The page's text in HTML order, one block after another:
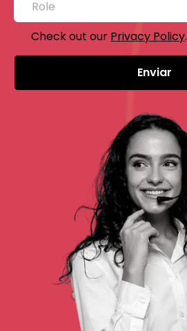
Check out our Privacy Policy.